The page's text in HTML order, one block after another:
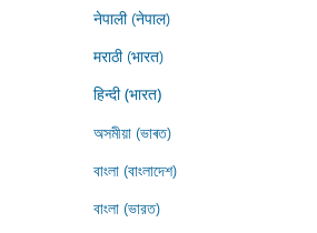
नेपाली (नेपाल)
मराठी (भारत)
हिन्दी (भारत)
অসমীয়া (ভাৰত)
বাংলা (বাংলাদেশ)
বাংলা (ভারত)